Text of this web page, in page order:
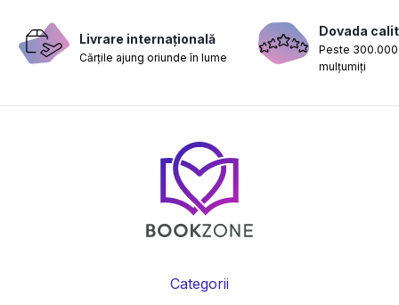
Livrare internațională
Cărțile ajung oriunde în lume
Dovada
Peste
mulțumiți
Categorii